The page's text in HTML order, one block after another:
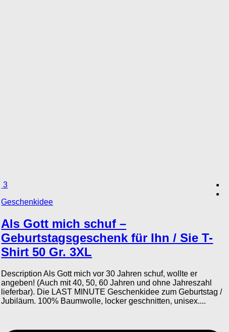
3
Geschenkidee
Als Gott mich schuf –
Geburtstagsgeschenk für Ihn / Sie T-
Shirt 50 Gr. 3XL
Description Als Gott mich vor 30 Jahren schuf, wollte er
angeben! (Auch mit 40, 50, 60 Jahren und ohne Jahreszahl
lieferbar). Die LAST MINUTE Geschenkidee zum Geburtstag /
Jubiläum. 100% Baumwolle, locker geschnitten, unisex....